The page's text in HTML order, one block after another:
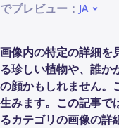
でプレビュー： JA
画像内の特定の詳細を
る珍しい植物や、誰か
の顔かもしれません。
生みます。この記事で
るカテゴリの画像の詳